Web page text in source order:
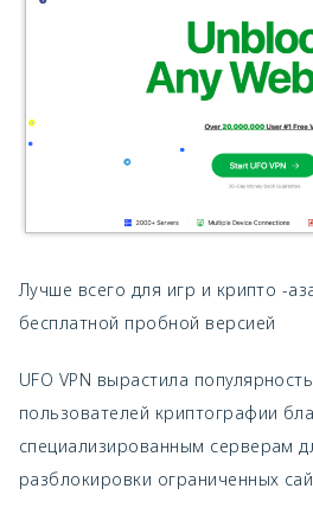
Лучше всего для игр и крипто -
бесплатной пробной версией
UFO VPN вырастила
пользователей криптографии
специализированным серверам
разблокировки ограниченных